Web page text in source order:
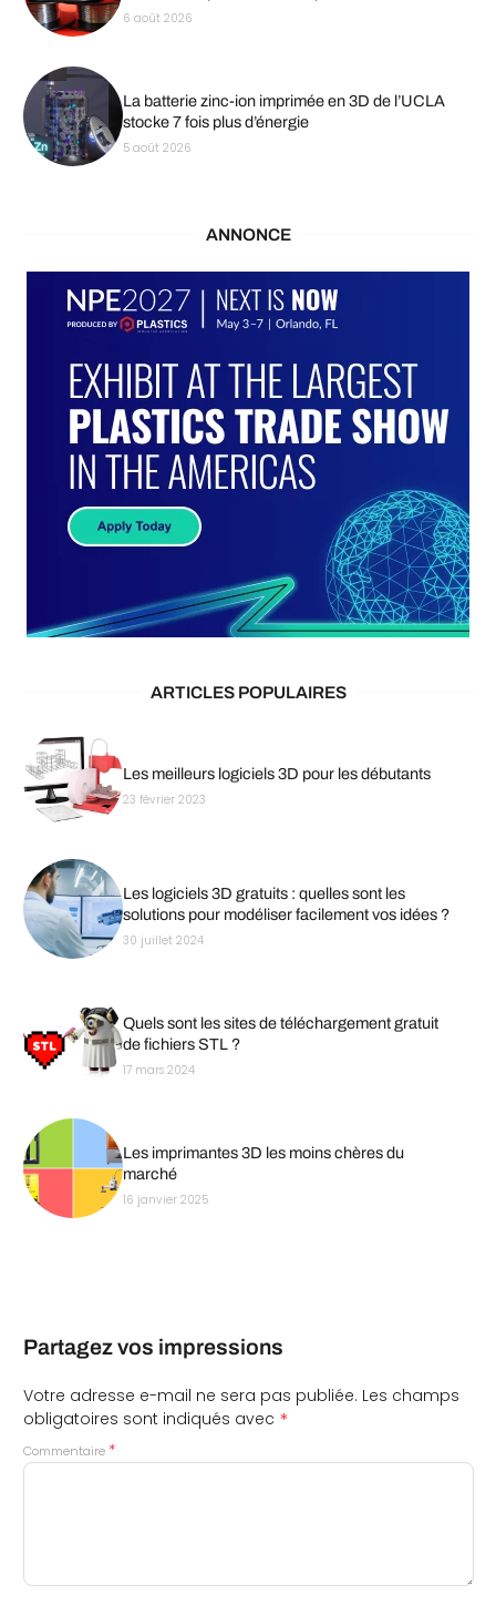
6 août 2026
La batterie zinc-ion imprimée en 3D de l’UCLA
stocke 7 fois plus d’énergie
5 août 2026
ANNONCE
ARTICLES POPULAIRES
Les meilleurs logiciels 3D pour les débutants
23 février 2023
Les logiciels 3D gratuits : quelles sont les
solutions pour modéliser facilement vos idées ?
30 juillet 2024
Quels sont les sites de téléchargement gratuit
de fichiers STL ?
17 mars 2024
Les imprimantes 3D les moins chères du
marché
16 janvier 2025
Partagez vos impressions
Votre adresse e-mail ne sera pas publiée. Les champs
obligatoires sont indiqués avec *
Commentaire *